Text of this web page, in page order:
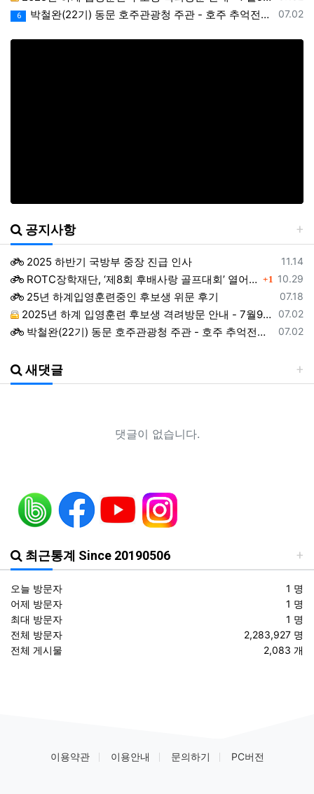
등록일
07.02
6 박철완(22기) 동문 호주관광청 주관 - 호주 추억전에 한국화 최초 초청 전시회
공지사항
등록일
11.14
2025 하반기 국방부 중장 진급 인사 등록일
10.29
ROTC장학재단, ‘제8회 후배사랑 골프대회’ 열어.. 장학기금 3억 7,620만원 조성 댓글
등록일
07.18
25년 하계입영훈련중인 후보생 위문 후기
등록일
07.02
2025년 하계 입영훈련 후보생 격려방문 안내 - 7월9일(수)
등록일
07.02
박철완(22기) 동문 호주관광청 주관 - 호주 추억전에 한국화 최초 초청 전시회
등록일
07.02
지휘자 정상일 교수(19기, 조선대) 대한민국휠체어합창단 창단 10주년 기념 제10회 정기연주회
등록일
01.22
예능프로그램 ‘강철부대’ 여군편인 ‘강철부대W’에 ROTC 동문 4인이 출연
등록일
01.22
2024년 후반기 장성급장교 진급 선발자 명단
헌혈기증 행사가 있었습니다.
장군 진급을 축하드립니다. 소장 박민영(31기/정보), 준장 서필석(34기/공병).황주봉(36기/보병).김희찬(36기/기갑)
새댓글
댓글이 없습니다.
최근통계 Since 20190506
오늘 방문자
1 명
어제 방문자
1 명
최대 방문자
1 명
전체 방문자
2,283,927 명
전체 게시물
2,083 개
이용약관 이용안내 문의하기 PC버전